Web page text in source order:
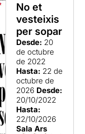
No et
vesteixis
per sopar
Desde: 20
de octubre
de 2022
Hasta: 22 de
octubre de
2026 Desde:
20/10/2022
Hasta:
22/10/2026
Sala Ars